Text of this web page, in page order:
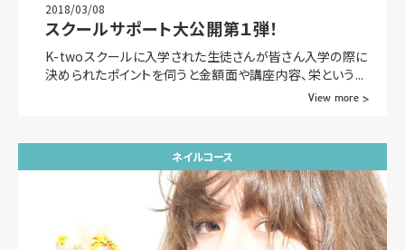
2018/03/08
スクールサポート大公開第１弾！
K-twoスクールに入学された生徒さんが皆さん入学の際に
決められたポイントを伺うと金額面や講座内容、栄という...
View more >
ネイルコース